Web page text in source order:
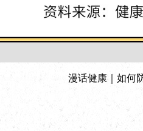
漫话健康｜如何